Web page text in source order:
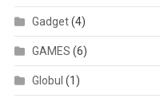
Gadget(4)
GAMES (6)
Globul (1)